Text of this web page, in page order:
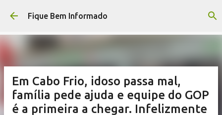
Pular para o conteúdo principal
Fique Bem Informado
Em Cabo Frio, idoso passa mal,
família pede ajuda e equipe do GOP
é a primeira a chegar. Infelizmente